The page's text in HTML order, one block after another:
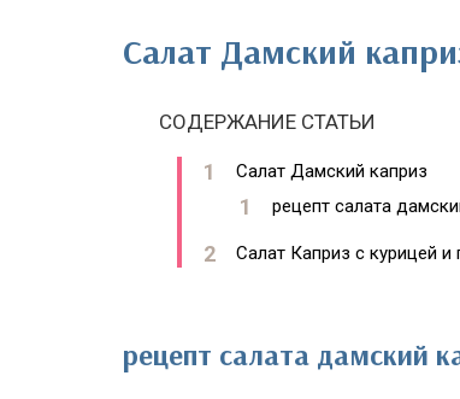
Салат Дамский
СОДЕРЖАНИЕ СТАТЬИ
Салат Дамский каприз
рецепт салата
Салат Каприз с курицей и
рецепт салата дамский